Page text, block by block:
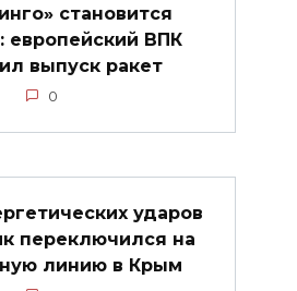
становится
европейский ВПК
выпуск ракет
0
ударов
переключился на
линию в Крым